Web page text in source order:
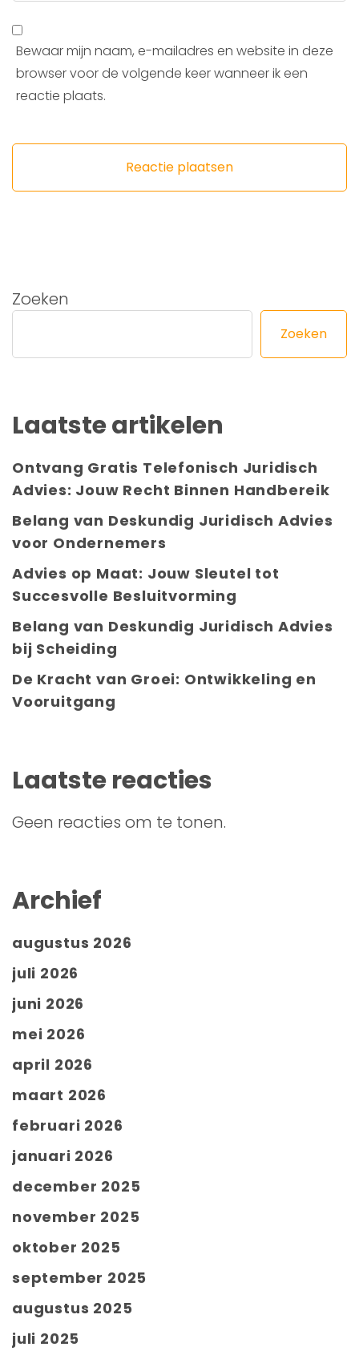
Bewaar mijn naam, e-mailadres en website in deze
browser voor de volgende keer wanneer ik een
reactie plaats.
Zoeken
Zoeken
Laatste artikelen
Ontvang Gratis Telefonisch Juridisch
Advies: Jouw Recht Binnen Handbereik
Belang van Deskundig Juridisch Advies
voor Ondernemers
Advies op Maat: Jouw Sleutel tot
Succesvolle Besluitvorming
Belang van Deskundig Juridisch Advies
bij Scheiding
De Kracht van Groei: Ontwikkeling en
Vooruitgang
Laatste reacties
Geen reacties om te tonen.
Archief
augustus 2026
juli 2026
juni 2026
mei 2026
april 2026
maart 2026
februari 2026
januari 2026
december 2025
november 2025
oktober 2025
september 2025
augustus 2025
juli 2025